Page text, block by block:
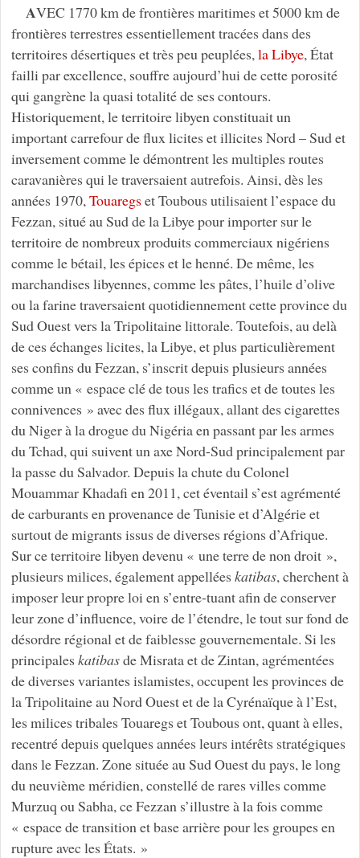
AVEC 1770 km de frontières maritimes et 5000 km de
frontières terrestres essentiellement tracées dans des
territoires désertiques et très peu peuplées, la Libye, État
failli par excellence, souffre aujourd’hui de cette porosité
qui gangrène la quasi totalité de ses contours.
Historiquement, le territoire libyen constituait un
important carrefour de flux licites et illicites Nord – Sud et
inversement comme le démontrent les multiples routes
caravanières qui le traversaient autrefois. Ainsi, dès les
années 1970, Touaregset Toubous utilisaient l’espace du
Fezzan, situé au Sud de la Libye pour importer sur le
territoire de nombreux produits commerciaux nigériens
comme le bétail, les épices et le henné. De même, les
marchandises libyennes, comme les pâtes, l’huile d’olive
ou la farine traversaient quotidiennement cette province du
Sud Ouest vers la Tripolitaine littorale. Toutefois, au delà
de ces échanges licites, la Libye, et plus particulièrement
ses confins du Fezzan, s’inscrit depuis plusieurs années
comme un « espace clé de tous les trafics et de toutes les
connivences » avec des flux illégaux, allant des cigarettes
du Niger à la drogue du Nigéria en passant par les armes
du Tchad, qui suivent un axe Nord-Sud principalement par
la passe du Salvador. Depuis la chute du Colonel
Mouammar Khadafi en 2011, cet éventail s’est agrémenté
de carburants en provenance de Tunisie et d’Algérie et
surtout de migrants issus de diverses régions d’Afrique.
Sur ce territoire libyen devenu « une terre de non droit »,
plusieurs milices, également appellées katibas, cherchent à
imposer leur propre loi en s’entre-tuant afin de conserver
leur zone d’influence, voire de l’étendre, le tout sur fond de
désordre régional et de faiblesse gouvernementale. Si les
principales katibasde Misrata et de Zintan, agrémentées
de diverses variantes islamistes, occupent les provinces de
la Tripolitaine au Nord Ouest et de la Cyrénaïque à l’Est,
les milices tribales Touaregs et Toubous ont, quant à elles,
recentré depuis quelques années leurs intérêts stratégiques
dans le Fezzan. Zone située au Sud Ouest du pays, le long
du neuvième méridien, constellé de rares villes comme
Murzuq ou Sabha, ce Fezzan s’illustre à la fois comme
« espace de transition et base arrière pour les groupes en
rupture avec les États. »